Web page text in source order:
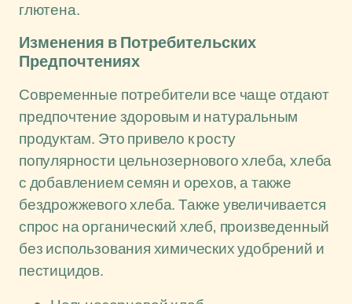
глютена.
Изменения в Потребительских
Предпочтениях
Современные потребители все чаще отдают
предпочтение здоровым и натуральным
продуктам. Это привело к росту
популярности цельнозернового хлеба, хлеба
с добавлением семян и орехов, а также
бездрожжевого хлеба. Также увеличивается
спрос на органический хлеб, произведенный
без использования химических удобрений и
пестицидов.